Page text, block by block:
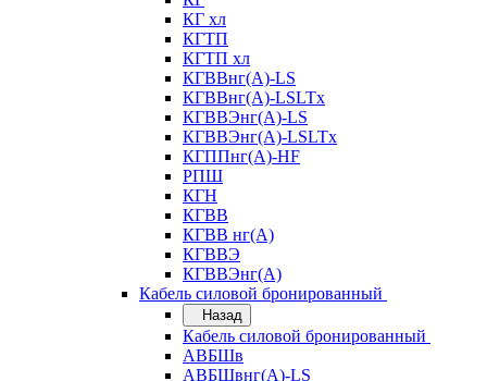
КГ хл
КГТП
КГТП хл
КГВВнг(А)-LS
КГВВнг(А)-LSLTx
КГВВЭнг(А)-LS
КГВВЭнг(А)-LSLTx
КГППнг(А)-HF
РПШ
КГН
КГВВ
КГВВ нг(А)
КГВВЭ
КГВВЭнг(А)
Кабель силовой бронированный
Назад
Кабель силовой бронированный
АВБШв
АВБШвнг(А)-LS